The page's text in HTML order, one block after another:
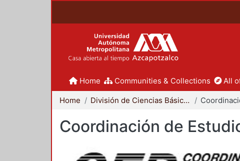
Home Communities & Collections All
Home División de Ciencias Básicas e Ingeniería
Coordinación de